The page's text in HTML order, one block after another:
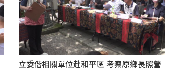
立委偕相關單位赴和平區 考察原鄉長照營